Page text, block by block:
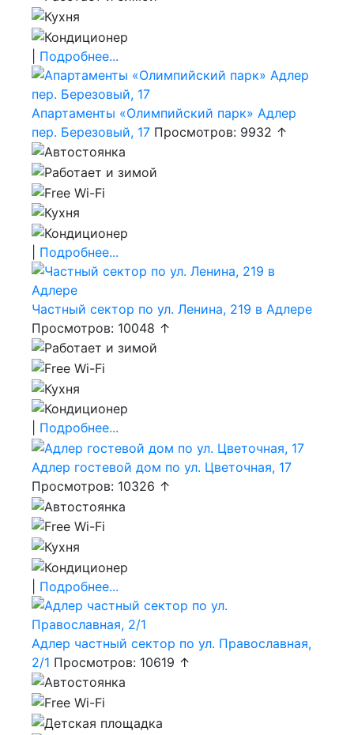
Подробнее...
Апартаменты «Олимпийский парк» Адлер
пер. Березовый, 17 Просмотров: 9932 ↑
Подробнее...
Частный сектор по ул. Ленина, 219 в Адлере
Просмотров: 10048 ↑
Подробнее...
Адлер гостевой дом по ул. Цветочная, 17
Просмотров: 10326 ↑
Подробнее...
Адлер частный сектор по ул. Православная,
2/1 Просмотров: 10619 ↑